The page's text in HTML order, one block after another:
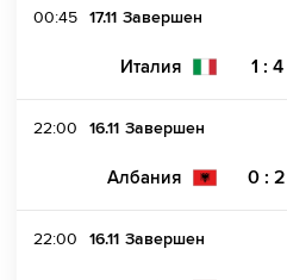
00:45 17.11 Завершен
Италия 1 : 4
22:00 16.11 Завершен
Албания 0 : 2
22:00 16.11 Завершен